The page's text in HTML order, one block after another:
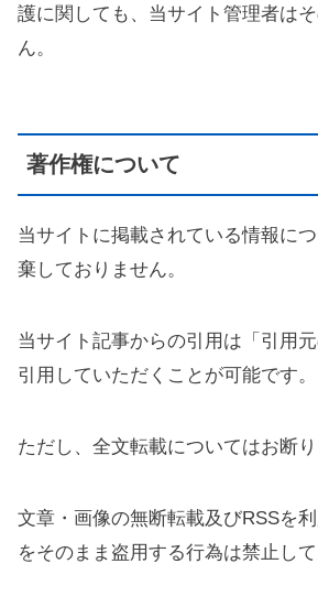
護に関しても、当サイト管理者は
ん。
著作権について
当サイトに掲載されている情報に
棄しておりません。
当サイト記事からの引用は「引用
引用していただくことが可能です。
ただし、全文転載についてはお断り
文章・画像の無断転載及びRSSを
をそのまま盗用する行為は禁止して